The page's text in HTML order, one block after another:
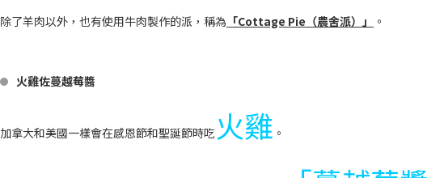
除了羊肉以外，也有使用牛肉製作的派，稱為 「Cottage Pie（農舍派）」 。
火雞佐蔓越莓醬
加拿大和美國一樣會在感恩節和聖誕節時吃 火雞 。